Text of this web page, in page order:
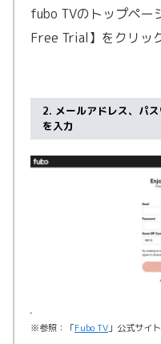
fubo TVのトップペ
Free Trial】をクリッ
2. メールアドレス、パ
を入力
※参照：「Fubo TV 」公式サイト